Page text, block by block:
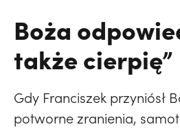
Boża
także cierpię”
Gdy Franciszek przyniósł
potworne zranienia,